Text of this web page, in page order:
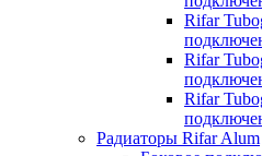
Rifar
Rifar
Rifar
Радиаторы Rifar Alum